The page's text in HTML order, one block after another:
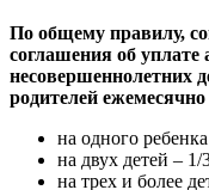
По общему правилу,
соглашения об
несовершеннолетних
родителей
на одного
на двух детей – 1/
на трех и более